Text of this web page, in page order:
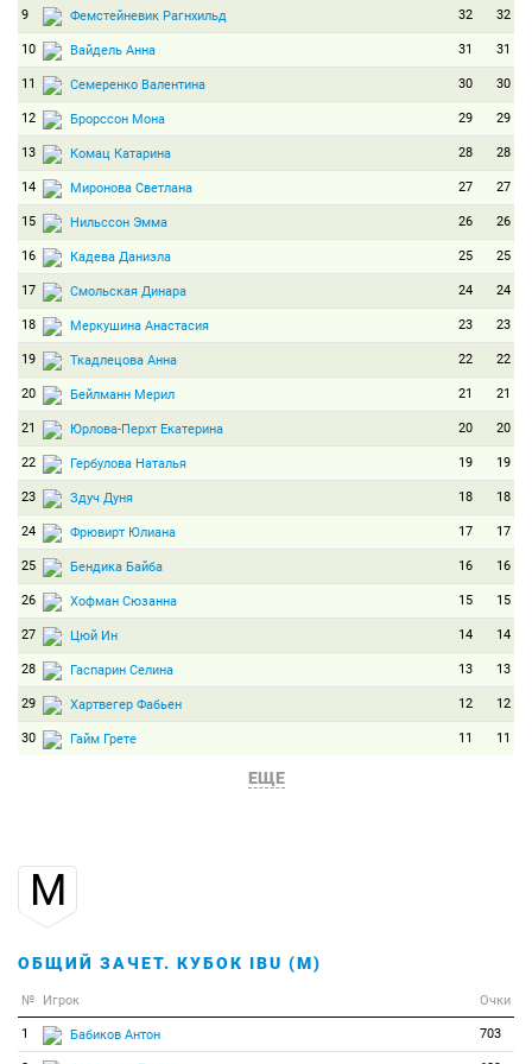
9 Фемстейневик Рагнхильд 32 32
10 Вайдель Анна 31 31
11 Семеренко Валентина 30 30
12 Брорссон Мона 29 29
13 Комац Катарина 28 28
14 Миронова Светлана 27 27
15 Нильссон Эмма 26 26
16 Кадева Даниэла 25 25
17 Смольская Динара 24 24
18 Меркушина Анастасия 23 23
19 Ткадлецова Анна 22 22
20 Бейлманн Мерил 21 21
21 Юрлова-Перхт Екатерина 20 20
22 Гербулова Наталья 19 19
23 Здуч Дуня 18 18
24 Фрювирт Юлиана 17 17
25 Бендика Байба 16 16
26 Хофман Сюзанна 15 15
27 Цюй Ин 14 14
28 Гаспарин Селина 13 13
29 Хартвегер Фабьен 12 12
30 Гайм Грете 11 11
34
35 Мосер Надя
38 Бег Миртиль 3 3
39 Йислова Ессика 2 2
ЕЩЕ
М
ОБЩИЙ ЗАЧЕТ. КУБОК IBU (М)
№ Игрок Очки
1 Бабиков Антон 703